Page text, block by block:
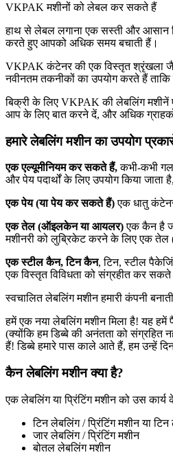
VKPAK मशीनों को लेबल कर सकते हैं
हाथ से लेबल लगाना एक सस्ती और आसान
करते हुए आपको अधिक समय बचाती हैं।
VKPAK कंटेनर की एक विस्तृत श्रृंखला जैसे
नवीनतम तकनीकों का उपयोग करते हैं
बिक्री के लिए VKPAK की लेबलिंग
आप के लिए बात करने दें, और अधिक
हमारे लेबलिंग मशीन का उपयोग
एक एल्यूमीनियम कर सकते हैं,कभी-कभी
और पेय पदार्थों के लिए उपयोग किया
एक पेय (या पेय कर सकते हैं)एक धातु
एक तेल (ऑइलकेन या आयलर)एक कैन है
मशीनरी को लुब्रिकेट करने के लिए एक
एक स्टील कैन, टिन कैन, टिन, स्टील
एक विस्तृत विविधता को संग्रहीत कर
स्वचालित लेबलिंग मशीन हमारी कंपनी
हमें एक नया लेबलिंग मशीन मिला है! यह हमें
(क्योंकि हम डिब्बे की अनंतता को
हैं! डिब्बे हमारे पास काले आते हैं, हम उन्हें
कैन लेबलिंग मशीन क्या है?
एक लेबलिंग या प्रिंटिंग मशीन को उस
टिन लेबलिंग / प्रिंटिंग मशीन या
जार लेबलिंग / प्रिंटिंग मशीन
बोतल लेबलिंग मशीन